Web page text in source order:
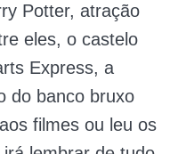
Potter, atração
eles, o castelo
Express, a
do banco bruxo
filmes ou leu os